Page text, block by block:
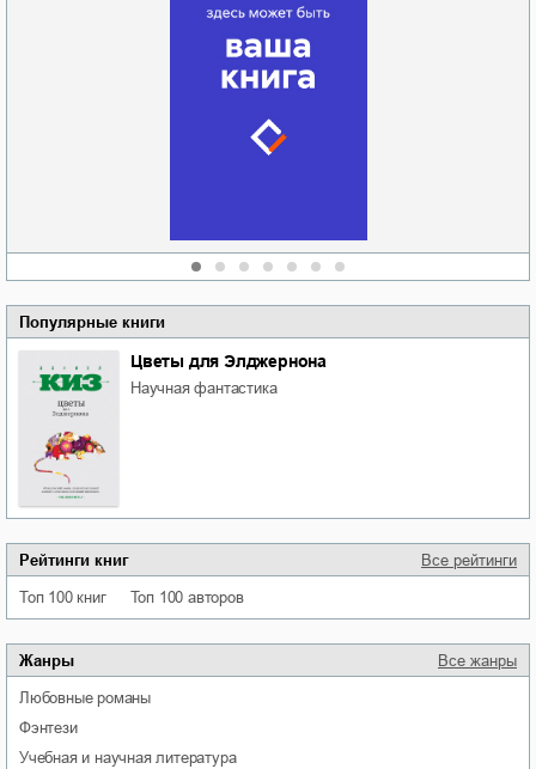
Популярные книги
Цветы для Элджернона
научная фантастика
Рейтинги книг Все рейтинги
Топ 100 книг Топ 100 авторов
Жанры Все жанры
любовные романы
фэнтези
учебная и научная литература